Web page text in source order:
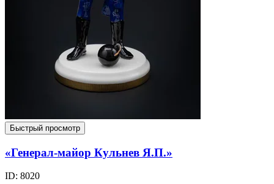
Быстрый просмотр
«Генерал-майор Кульнев Я.П.»
ID: 8020